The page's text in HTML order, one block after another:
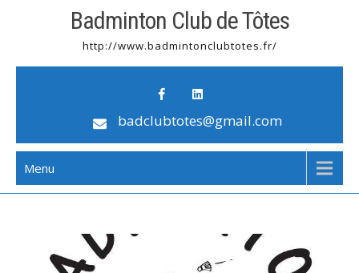
Badminton Club de Tôtes
http://www.badmintonclubtotes.fr/
badclubtotes@gmail.com
Menu